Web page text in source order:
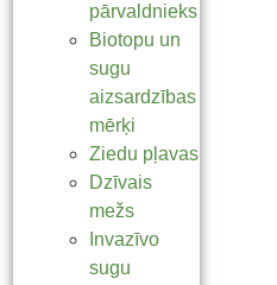
pārvaldnieks
Biotopu un
sugu
aizsardzības
mērķi
Ziedu pļavas
Dzīvais
mežs
Invazīvo
sugu